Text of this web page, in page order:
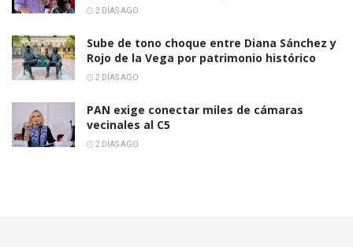
2 DÍAS AGO
Sube de tono choque entre Diana Sánchez y
Rojo de la Vega por patrimonio histórico
2 DÍAS AGO
PAN exige conectar miles de cámaras
vecinales al C5
2 DÍAS AGO